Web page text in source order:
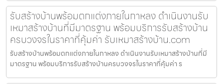
รับสร้างบ้านพร้อมตกแต่งภายในกาหลง ดำเนินงานรับ
เหมาสร้างบ้านที่มีมาตรฐาน พร้อมบริการรับสร้างบ้าน
ครบวงจรในราคาที่คุ้มค่า รับเหมาสร้างบ้าน.com
รับสร้างบ้านพร้อมตกแต่งภายในกาหลง ดำเนินงานรับเหมาสร้างบ้านที่มี
มาตรฐาน พร้อมบริการรับสร้างบ้านครบวงจรในราคาที่คุ้มค่า ร